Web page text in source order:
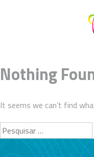
Nothing
It seems we can’t find
Pesquisar
por: